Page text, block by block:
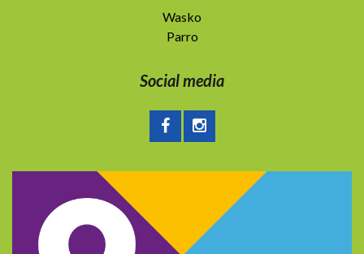
Wasko
Parro
Social media